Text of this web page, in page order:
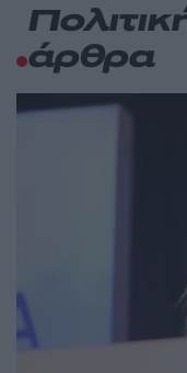
άρθρα